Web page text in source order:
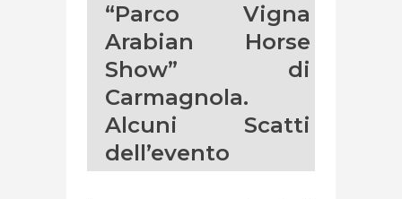
“Parco Vigna
Arabian Horse
Show” di
Carmagnola.
Alcuni Scatti
dell’evento